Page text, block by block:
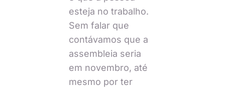
esteja no trabalho.
Sem falar que
contávamos que a
assembleia seria
em novembro, até
mesmo por ter